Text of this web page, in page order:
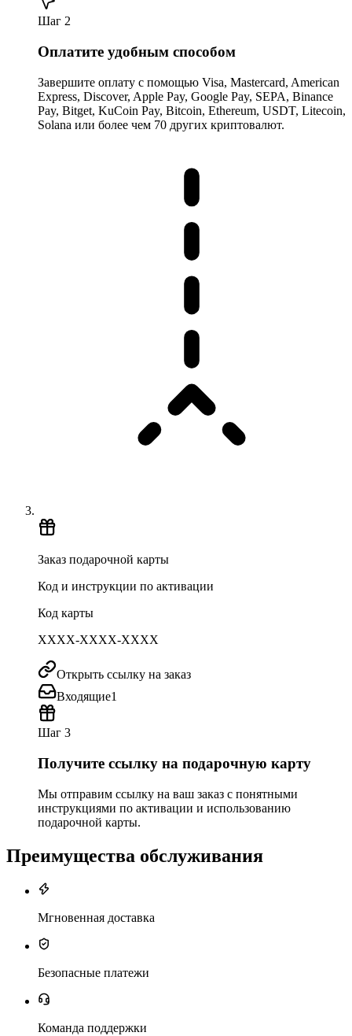
Шаг 2
Оплатите удобным способом
Завершите оплату с помощью Visa, Mastercard, American
Express, Discover, Apple Pay, Google Pay, SEPA, Binance
Pay, Bitget, KuCoin Pay, Bitcoin, Ethereum, USDT, Litecoin,
Solana или более чем 70 других криптовалют.
Заказ подарочной карты
Код и инструкции по активации
Код карты
XXXX-XXXX-XXXX
Открыть ссылку на заказ
Входящие1
Шаг 3
Получите ссылку на подарочную карту
Мы отправим ссылку на ваш заказ с понятными
инструкциями по активации и использованию
подарочной карты.
Преимущества обслуживания
Мгновенная доставка
Безопасные платежи
Команда поддержки